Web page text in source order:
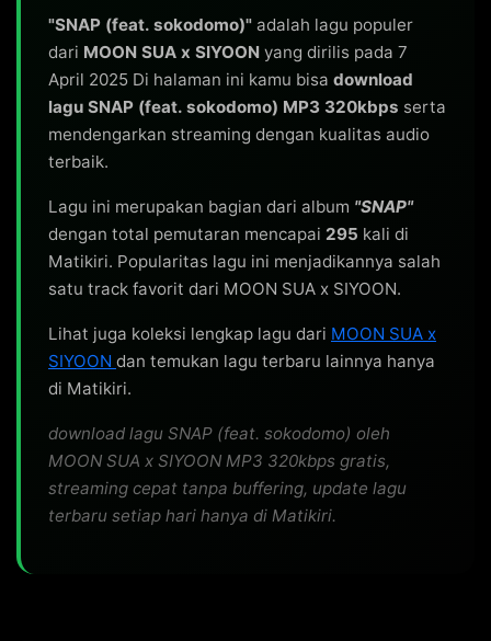
"SNAP (feat. sokodomo)" adalah lagu populer
dari MOON SUA x SIYOON yang dirilis pada 7
April 2025 Di halaman ini kamu bisa download
lagu SNAP (feat. sokodomo) MP3 320kbps serta
mendengarkan streaming dengan kualitas audio
terbaik.
Lagu ini merupakan bagian dari album "SNAP"
dengan total pemutaran mencapai 295 kali di
Matikiri. Popularitas lagu ini menjadikannya salah
satu track favorit dari MOON SUA x SIYOON.
Lihat juga koleksi lengkap lagu dari MOON SUA x
SIYOON dan temukan lagu terbaru lainnya hanya
di Matikiri.
download lagu SNAP (feat. sokodomo) oleh
MOON SUA x SIYOON MP3 320kbps gratis,
streaming cepat tanpa buffering, update lagu
terbaru setiap hari hanya di Matikiri.